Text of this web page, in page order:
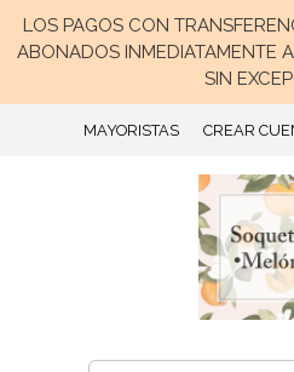
LOS PAGOS CON
ABONADOS INMEDIATAMENTE
SIN
MAYORISTAS CREAR